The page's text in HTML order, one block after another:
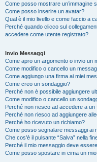
Come posso mostrare un’immagine
Come posso inserire un avatar?
Qual è il mio livello e come faccio a
Perché quando clicco sul
accedere come utente registrato?
Invio Messaggi
Come apro un argomento o invio un
Come modifico o cancello un
Come aggiungo una firma ai miei
Come creo un sondaggio?
Perché non è possibile aggiungere
Come modifico o cancello un
Perché non riesco ad accedere a un
Perché non riesco ad aggiungere
Perché ho ricevuto un richiamo?
Come posso segnalare messaggi ai
Che cos’è il pulsante “Salva” nella
Perché il mio messaggio deve
Come posso spostare in cima un